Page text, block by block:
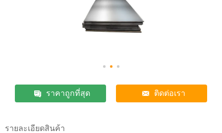
ราคาถูกที่สุด ติดต่อเรา
รายละเอียดสินค้า